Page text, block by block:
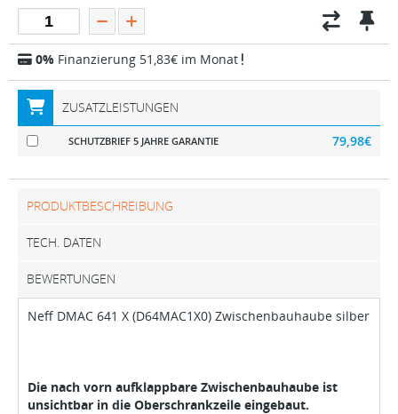
0% Finanzierung 51,83€ im Monat
ZUSATZLEISTUNGEN
SCHUTZBRIEF 5 JAHRE GARANTIE 79,98€
PRODUKTBESCHREIBUNG
TECH. DATEN
BEWERTUNGEN
Neff DMAC 641 X (D64MAC1X0) Zwischenbauhaube silber
Die nach vorn aufklappbare Zwischenbauhaube ist
unsichtbar in die Oberschrankzeile eingebaut.